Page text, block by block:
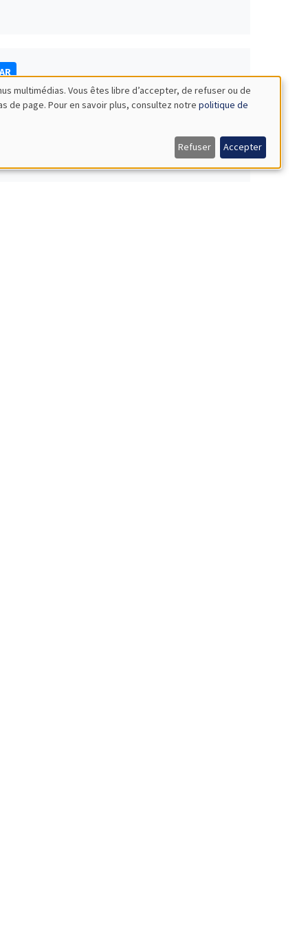
multimédias. Vous êtes libre d’accepter, de refuser ou de
de page. Pour en savoir plus, consultez notre politique de
Refuser Accepter